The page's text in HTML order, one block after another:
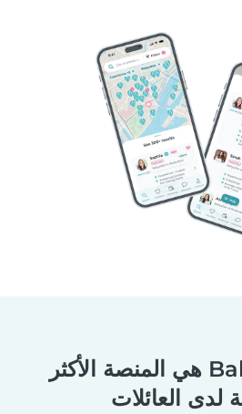
منصة Babysits هي المنصة الأكثر
لدى العائلات